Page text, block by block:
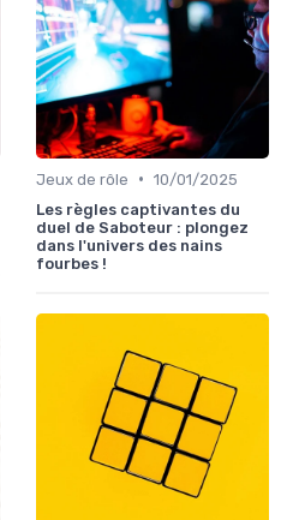
Jeux de rôle • 10/01/2025
Les règles captivantes du
duel de Saboteur : plongez
dans l'univers des nains
fourbes !